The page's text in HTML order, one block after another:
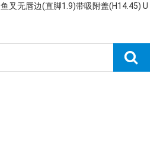
叉无唇边(直脚1.9)带吸附盖(H14.45) U